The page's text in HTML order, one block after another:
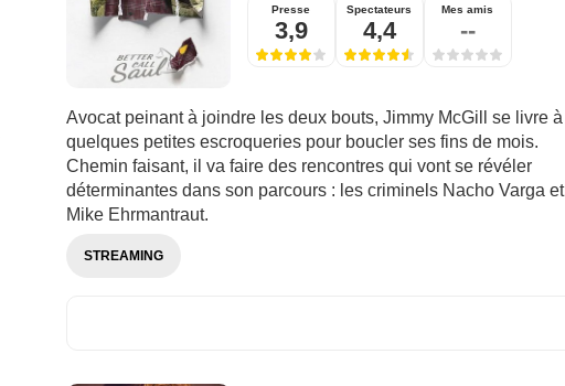
Presse
3,9
Spectateurs
4,4
Mes amis
--
Avocat peinant à joindre les deux bouts, Jimmy McGill se livre à
quelques petites escroqueries pour boucler ses fins de mois.
Chemin faisant, il va faire des rencontres qui vont se révéler
déterminantes dans son parcours : les criminels Nacho Varga et
Mike Ehrmantraut.
STREAMING